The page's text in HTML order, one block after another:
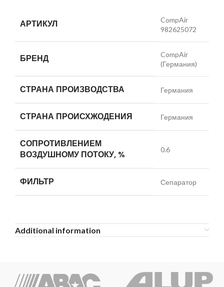
АРТИКУЛ
CompAir
982625072
БРЕНД
CompAir
(Германия)
СТРАНА ПРОИЗВОДСТВА Германия
СТРАНА ПРОИСХЖОДЕНИЯ Германия
СОПРОТИВЛЕНИЕМ
ВОЗДУШНОМУ ПОТОКУ, %
0.6
ФИЛЬТР Сепаратор
Additional information